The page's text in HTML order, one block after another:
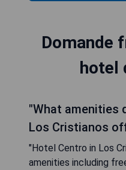
Domande
hotel
"What amenities
Los Cristianos
"Hotel Centro in Los
amenities including